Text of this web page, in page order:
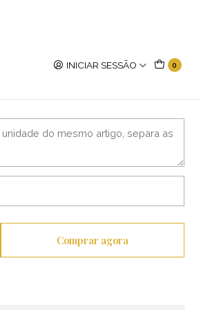
INICIAR SESSÃO 0
Comprar agora